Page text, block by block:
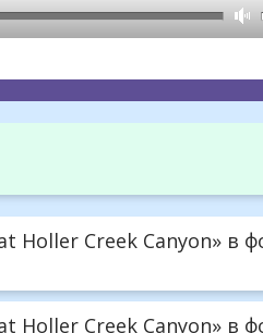
Holler Creek Canyon» в
Holler Creek Canyon» в